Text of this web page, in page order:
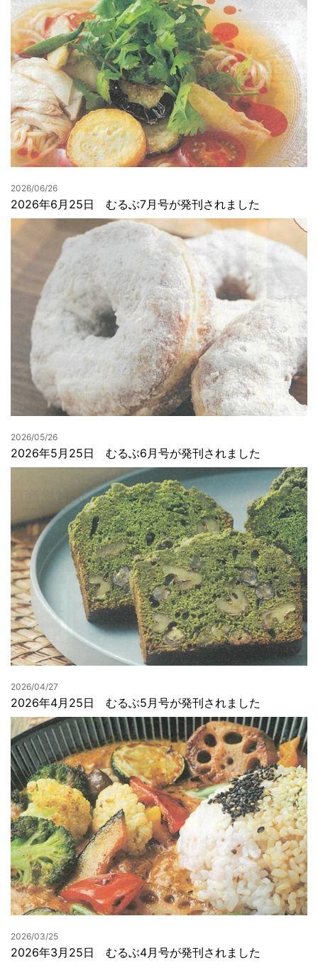
2026/06/26
2026年6月25日 むるぶ7月号が発刊されました
2026/05/26
2026年5月25日 むるぶ6月号が発刊されました
2026/04/27
2026年4月25日 むるぶ5月号が発刊されました
2026/03/25
2026年3月25日 むるぶ4月号が発刊されました